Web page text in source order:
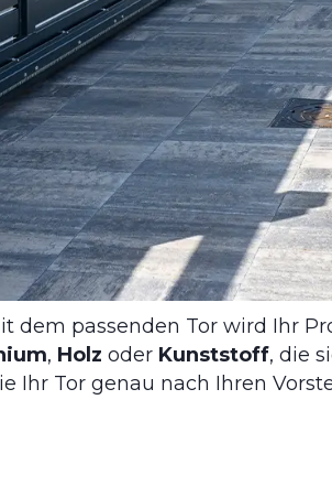
dem passenden Tor wird Ihr
, Holz oder Kunststoff, die
Ihr Tor genau nach Ihren